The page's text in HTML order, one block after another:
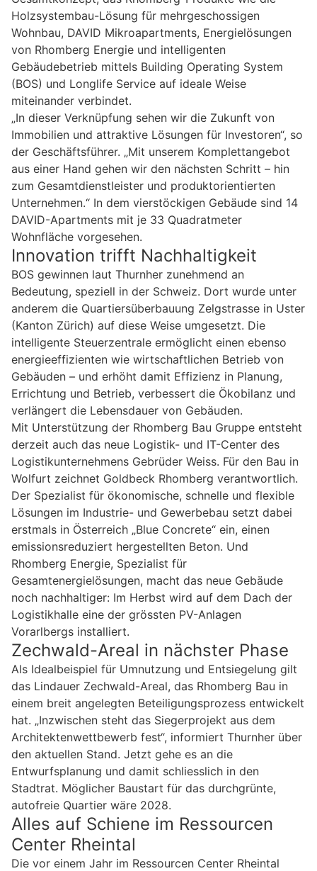
Holzsystembau-Lösung für mehrgeschossigen
Wohnbau, DAVID Mikroapartments, Energielösungen
von Rhomberg Energie und intelligenten
Gebäudebetrieb mittels Building Operating System
(BOS) und Longlife Service auf ideale Weise
miteinander verbindet.
„In dieser Verknüpfung sehen wir die Zukunft von
Immobilien und attraktive Lösungen für Investoren“, so
der Geschäftsführer. „Mit unserem Komplettangebot
aus einer Hand gehen wir den nächsten Schritt – hin
zum Gesamtdienstleister und produktorientierten
Unternehmen.“ In dem vierstöckigen Gebäude sind 14
DAVID-Apartments mit je 33 Quadratmeter
Wohnfläche vorgesehen.
Innovation trifft Nachhaltigkeit
BOS gewinnen laut Thurnher zunehmend an
Bedeutung, speziell in der Schweiz. Dort wurde unter
anderem die Quartiersüberbauung Zelgstrasse in Uster
(Kanton Zürich) auf diese Weise umgesetzt. Die
intelligente Steuerzentrale ermöglicht einen ebenso
energieeffizienten wie wirtschaftlichen Betrieb von
Gebäuden – und erhöht damit Effizienz in Planung,
Errichtung und Betrieb, verbessert die Ökobilanz und
verlängert die Lebensdauer von Gebäuden.
Mit Unterstützung der Rhomberg Bau Gruppe entsteht
derzeit auch das neue Logistik- und IT-Center des
Logistikunternehmens Gebrüder Weiss. Für den Bau in
Wolfurt zeichnet Goldbeck Rhomberg verantwortlich.
Der Spezialist für ökonomische, schnelle und flexible
Lösungen im Industrie- und Gewerbebau setzt dabei
erstmals in Österreich „Blue Concrete“ ein, einen
emissionsreduziert hergestellten Beton. Und
Rhomberg Energie, Spezialist für
Gesamtenergielösungen, macht das neue Gebäude
noch nachhaltiger: Im Herbst wird auf dem Dach der
Logistikhalle eine der grössten PV-Anlagen
Vorarlbergs installiert.
Zechwald-Areal in nächster Phase
Als Idealbeispiel für Umnutzung und Entsiegelung gilt
das Lindauer Zechwald-Areal, das Rhomberg Bau in
einem breit angelegten Beteiligungsprozess entwickelt
hat. „Inzwischen steht das Siegerprojekt aus dem
Architektenwettbewerb fest“, informiert Thurnher über
den aktuellen Stand. Jetzt gehe es an die
Entwurfsplanung und damit schliesslich in den
Stadtrat. Möglicher Baustart für das durchgrünte,
autofreie Quartier wäre 2028.
Alles auf Schiene im Ressourcen
Center Rheintal
Die vor einem Jahr im Ressourcen Center Rheintal